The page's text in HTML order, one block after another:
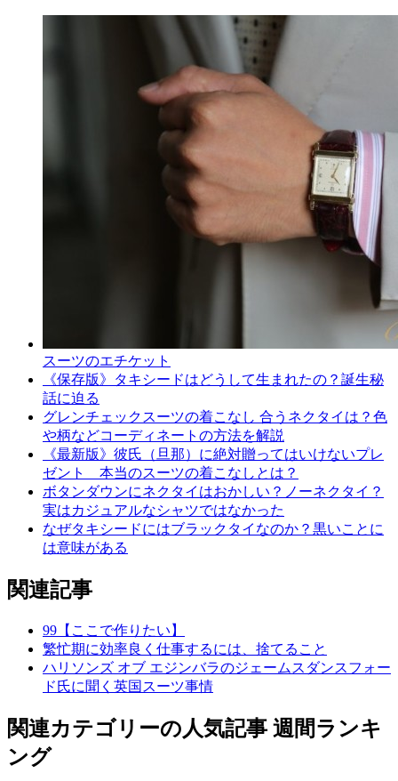
スーツのエチケット
《保存版》タキシードはどうして生まれたの？誕生秘
話に迫る
グレンチェックスーツの着こなし 合うネクタイは？色
や柄などコーディネートの方法を解説
《最新版》彼氏（旦那）に絶対贈ってはいけないプレ
ゼント 本当のスーツの着こなしとは？
ボタンダウンにネクタイはおかしい？ノーネクタイ？
実はカジュアルなシャツではなかった
なぜタキシードにはブラックタイなのか？黒いことに
は意味がある
関連記事
99【ここで作りたい】
繁忙期に効率良く仕事するには、捨てること
ハリソンズ オブ エジンバラのジェームスダンスフォー
ド氏に聞く英国スーツ事情
関連カテゴリーの人気記事 週間ランキ
ング